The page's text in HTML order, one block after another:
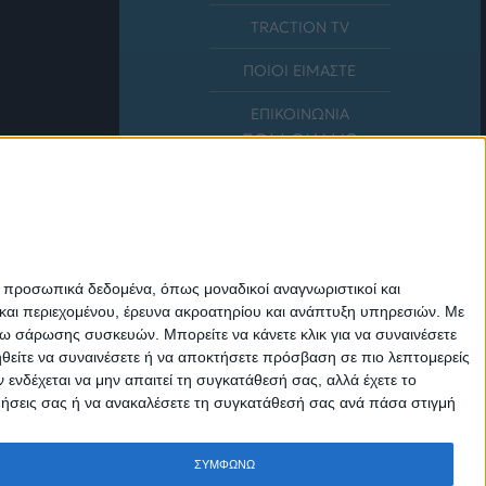
δεδομένα, όπως μοναδικοί αναγνωριστικοί και
περιεχομένου, έρευνα ακροατηρίου και ανάπτυξη υπηρεσιών. Με
σάρωσης συσκευών. Μπορείτε να κάνετε κλικ για να συναινέσετε
να συναινέσετε ή να αποκτήσετε πρόσβαση σε πιο λεπτομερείς
να μην απαιτεί τη συγκατάθεσή σας, αλλά έχετε το
σας ή να ανακαλέσετε τη συγκατάθεσή σας ανά πάσα στιγμή
ΣΥΜΦΩΝΩ
TRACTION TV
ΠΟΙΟΙ ΕΙΜΑΣΤΕ
ΕΠΙΚΟΙΝΩΝΙΑ
FOLLOW US